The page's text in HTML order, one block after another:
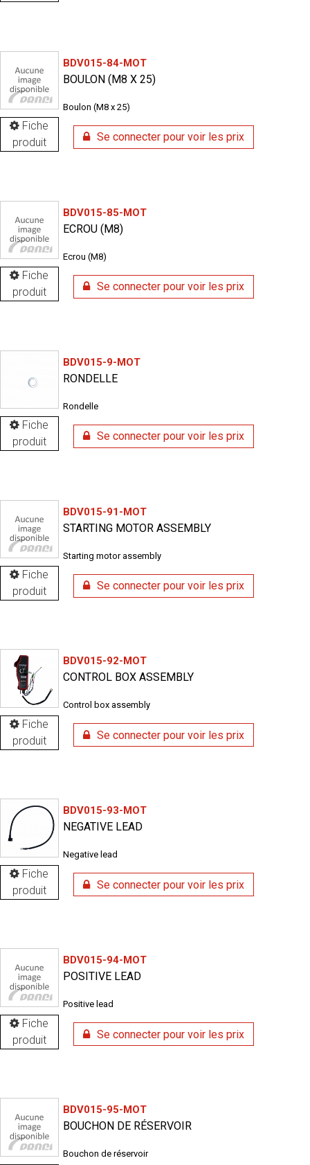
Fiche
produit
BDV015-84-MOT
BOULON (M8 X 25)
Boulon (M8 x 25)
Se connecter pour voir les prix
Fiche
produit
BDV015-85-MOT
ECROU (M8)
Ecrou (M8)
Se connecter pour voir les prix
Fiche
produit
BDV015-9-MOT
RONDELLE
Rondelle
Se connecter pour voir les prix
Fiche
produit
BDV015-91-MOT
STARTING MOTOR ASSEMBLY
Starting motor assembly
Se connecter pour voir les prix
Fiche
produit
BDV015-92-MOT
CONTROL BOX ASSEMBLY
Control box assembly
Se connecter pour voir les prix
Fiche
produit
BDV015-93-MOT
NEGATIVE LEAD
Negative lead
Se connecter pour voir les prix
Fiche
produit
BDV015-94-MOT
POSITIVE LEAD
Positive lead
Se connecter pour voir les prix
BDV015-95-MOT
BOUCHON DE RÉSERVOIR
Bouchon de réservoir